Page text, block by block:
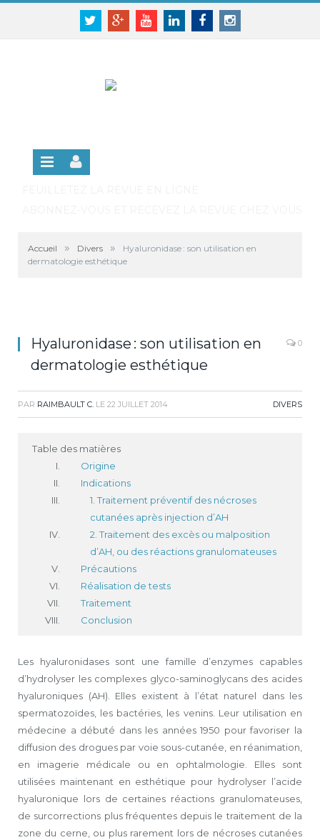
Panneau de gestion des cookies
TwitterGoogle+YoutubeLinkedinFacebookInstagram
SE CONNECTER
Accueil » Divers »
Hyaluronidase : son utilisation en
dermatologie esthétique
Hyaluronidase : son utilisation en
dermatologie esthétique
0
PAR RAIMBAULT C. LE 22 JUILLET 2014 DIVERS
Table des matières
Origine
Indications
1. Traitement préventif des nécroses
cutanées après injection d’AH
2. Traitement des excès ou malposition
d’AH, ou des réactions granulomateuses
Précautions
Réalisation de tests
Traitement
Conclusion
Les hyaluronidases sont une famille d’enzymes capables
d’hydrolyser les complexes glyco-saminoglycans des acides
hyaluroniques (AH). Elles existent à l’état naturel dans les
spermatozoïdes, les bactéries, les venins. Leur utilisation en
médecine a débuté dans les années 1950 pour favoriser la
diffusion des drogues par voie sous-cutanée, en réanimation,
en imagerie médicale ou en ophtalmologie. Elles sont
utilisées maintenant en esthétique pour hydrolyser l’acide
hyaluronique lors de certaines réactions granulomateuses,
de surcorrections plus fréquentes depuis le traitement de la
zone du cerne, ou plus rarement lors de nécroses cutanées